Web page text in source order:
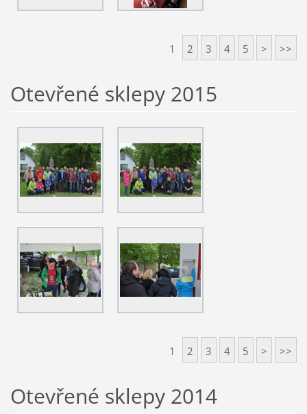
1 2 3 4 5 > >>
Otevřené sklepy 2015
1 2 3 4 5 > >>
Otevřené sklepy 2014